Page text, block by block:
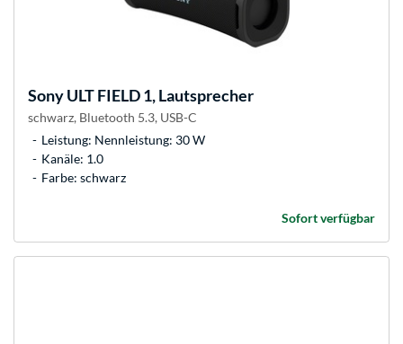
SonyULT FIELD 1, Lautsprecher
schwarz, Bluetooth 5.3, USB-C
Leistung: Nennleistung: 30 W
Kanäle: 1.0
Farbe: schwarz
Sofort verfügbar